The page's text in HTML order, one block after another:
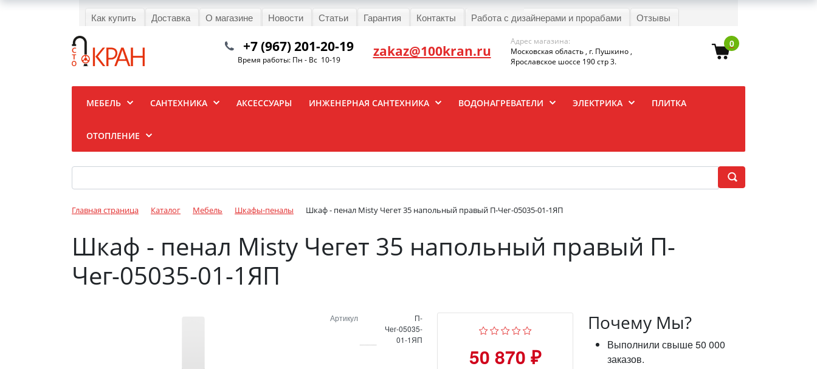
Как купить Доставка О магазине Новости Статьи Гарантия Контакты Работа с дизайнерами и прорабами Отзывы
0
+7 (967) 201-20-19
Время работы: Пн - Вс 10-19 zakaz@100kran.ru
Адрес магазина:
Московская область , г. Пушкино ,
Ярославское шоссе 190 стр 3.
МЕБЕЛЬ САНТЕХНИКА АКСЕССУАРЫ ИНЖЕНЕРНАЯ САНТЕХНИКА ВОДОНАГРЕВАТЕЛИ ЭЛЕКТРИКА ПЛИТКА
ОТОПЛЕНИЕ
Главная страница Каталог Мебель Шкафы-пеналы Шкаф - пенал Misty Чегет 35 напольный правый П-Чег-05035-01-1ЯП
Шкаф - пенал Misty Чегет 35 напольный правый П-
Чег-05035-01-1ЯП
Артикул
П-
Чег-05035-
01-1ЯП
50 870 ₽
Почему Мы?
Выполнили свыше 50 000
заказов.